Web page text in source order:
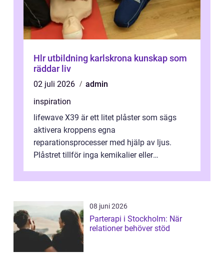
Hlr utbildning karlskrona kunskap som
räddar liv
02 juli 2026
admin
inspiration
lifewave X39 är ett litet plåster som sägs
aktivera kroppens egna
reparationsprocesser med hjälp av ljus.
Plåstret tillför inga kemikalier eller
ljusbaserad stimula...
08 juni 2026
Parterapi i Stockholm: När
relationer behöver stöd